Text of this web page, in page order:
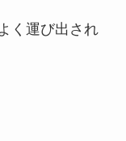
く運び出され